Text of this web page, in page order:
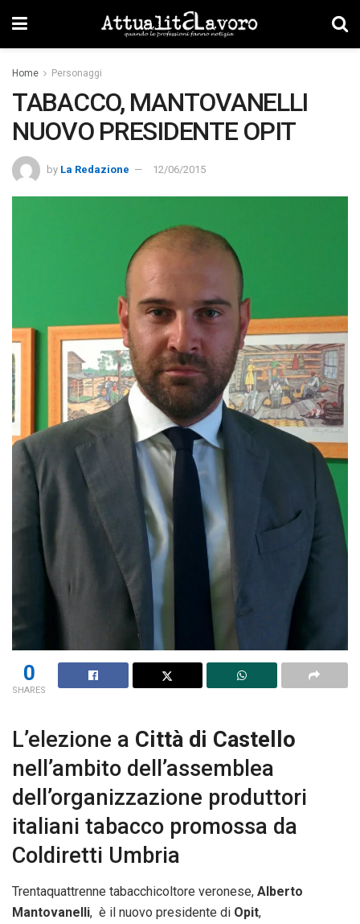
Home Personaggi
TABACCO, MANTOVANELLI
NUOVO PRESIDENTE OPIT
by La Redazione 12/06/2015
0
SHARES
L’elezione a Città di Castello
nell’ambito dell’assemblea
dell’organizzazione produttori
italiani tabacco promossa da
Coldiretti Umbria
Trentaquattrenne tabacchicoltore veronese, Alberto
Mantovanelli, è il nuovo presidente di Opit,